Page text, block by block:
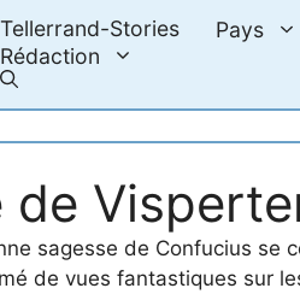
Tellerrand-Stories Pays
Rédaction
sagesse de Confucius se
de vues fantastiques sur